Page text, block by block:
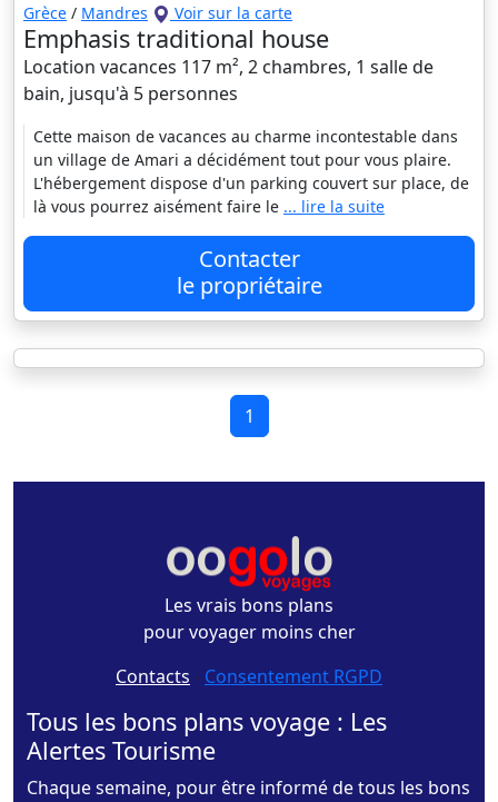
Grèce / Mandres Voir sur la carte
Emphasis traditional house
Location vacances 117 m², 2 chambres, 1 salle de
bain, jusqu'à 5 personnes
Cette maison de vacances au charme incontestable dans
un village de Amari a décidément tout pour vous plaire.
L'hébergement dispose d'un parking couvert sur place, de
là vous pourrez aisément faire le ... lire la suite
Contacter
le propriétaire
1
Les vrais bons plans
pour voyager moins cher
Contacts - Consentement RGPD
Tous les bons plans voyage : Les
Alertes Tourisme
Chaque semaine, pour être informé de tous les bons